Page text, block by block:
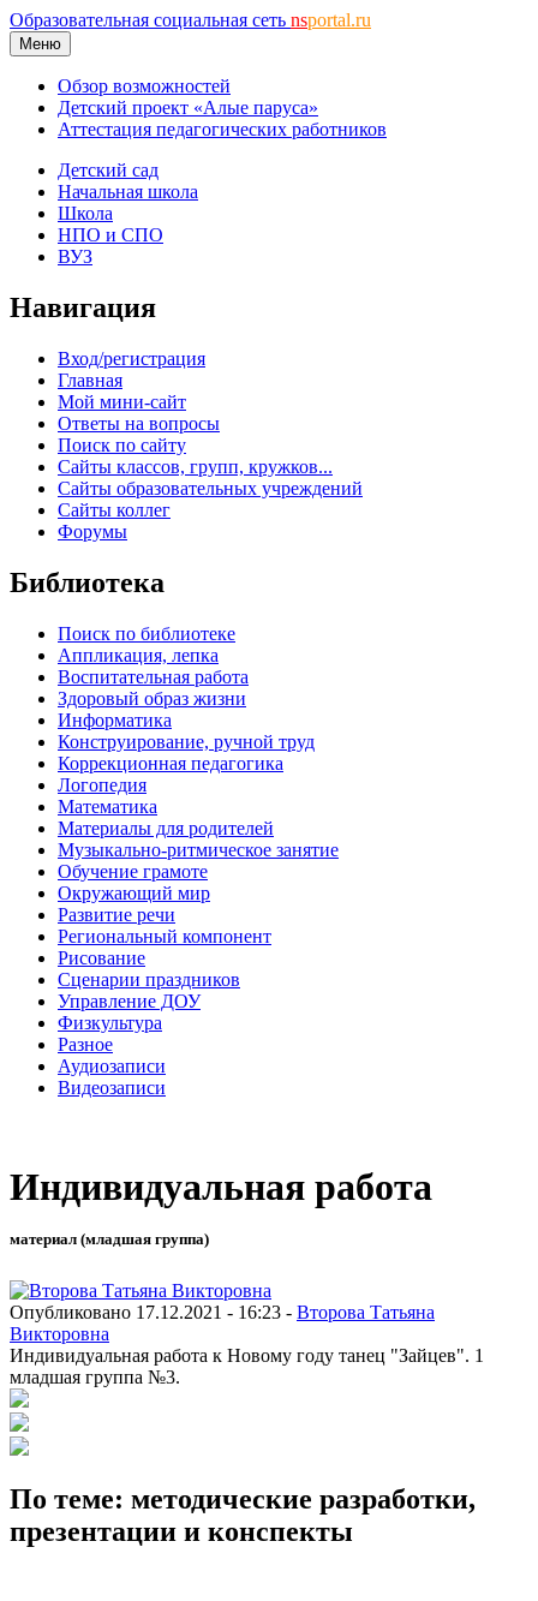
Образовательная социальная сеть nsportal.ru
Меню
Обзор возможностей
Детский проект «Алые паруса»
Аттестация педагогических работников
Детский сад
Начальная школа
Школа
НПО и СПО
ВУЗ
Навигация
Вход/регистрация
Главная
Мой мини-сайт
Ответы на вопросы
Поиск по сайту
Сайты классов, групп, кружков...
Сайты образовательных учреждений
Сайты коллег
Форумы
Библиотека
Поиск по библиотеке
Аппликация, лепка
Воспитательная работа
Здоровый образ жизни
Информатика
Конструирование, ручной труд
Коррекционная педагогика
Логопедия
Математика
Материалы для родителей
Музыкально-ритмическое занятие
Обучение грамоте
Окружающий мир
Развитие речи
Региональный компонент
Рисование
Сценарии праздников
Управление ДОУ
Физкультура
Разное
Аудиозаписи
Видеозаписи
Индивидуальная работа
материал (младшая группа)
Опубликовано 17.12.2021 - 16:23 - Второва Татьяна
Викторовна
Индивидуальная работа к Новому году танец "Зайцев". 1
младшая группа №3.
По теме: методические разработки,
презентации и конспекты